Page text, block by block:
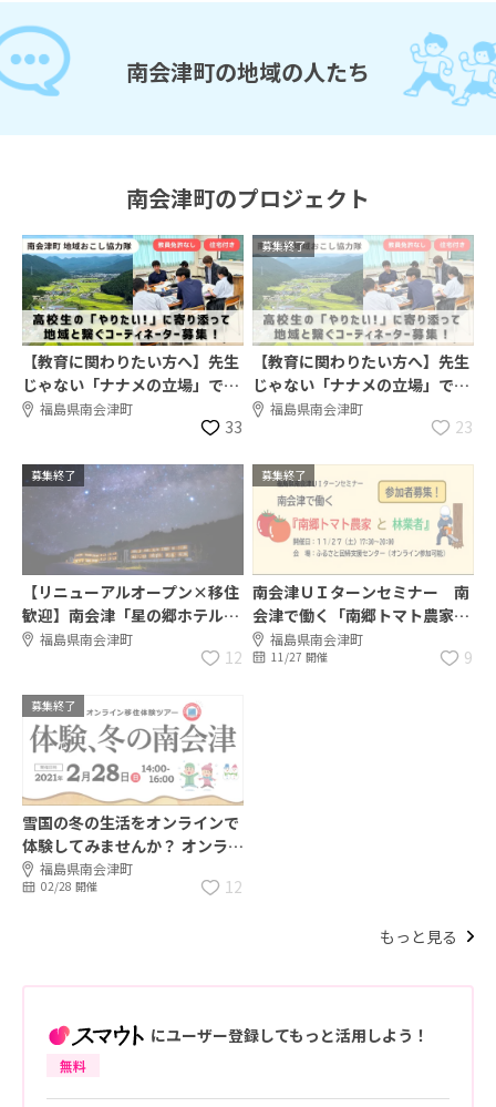
南会津町の地域の人たち
南会津町のプロジェクト
【教育に関わりたい方へ】先生
じゃない「ナナメの立場」で高
校生を支えませんか？【住居
福島県南会津町
33
募集終了
【教育に関わりたい方へ】先生
じゃない「ナナメの立場」で高
校生を支えませんか？【住居
福島県南会津町
23
募集終了
【リニューアルオープン×移住
歓迎】南会津「星の郷ホテル」
で、立ち上げキッチンスタッフ
福島県南会津町
12
募集終了
南会津ＵＩターンセミナー 南
会津で働く「南郷トマト農家
と 林業者」
福島県南会津町
11/27 開催 9
募集終了
雪国の冬の生活をオンラインで
体験してみませんか？ オンライ
ン移住体験ツアー「体験、冬の
南会津」
福島県南会津町
02/28 開催 12
もっと見る
にユーザー登録してもっと活用しよう！
無料